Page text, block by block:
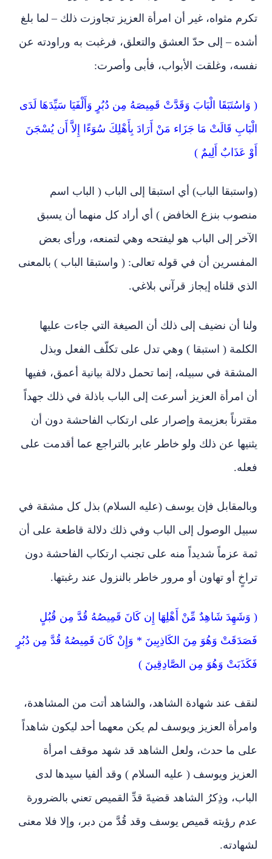
تكرم مثواه، غير أن امرأة العزيز تجاوزت ذلك – لما بلغ
أشده – إلى حدّ العشق والتعلق، فرغبت به وراودته عن
نفسه، وغلقت الأبواب، فأبى وأصرت:
( وَاسُتَبَقَا الْبَابَ وَقَدَّتْ قَمِيصَهُ مِن دُبُرٍ وَأَلْفَيَا سَيِّدَهَا لَدَى
الْبَابِ قَالَتْ مَا جَزَاء مَنْ أَرَادَ بِأَهْلِكَ سُوَءًا إِلاَّ أَن يُسْجَنَ
أَوْ عَذَابٌ أَلِيمٌ )
(واستبقا الباب) أي استبقا إلى الباب ( الباب اسم
منصوب بنزع الخافض ) أي أراد كل منهما أن يسبق
الآخر إلى الباب هو ليفتحه وهي لتمنعه، ورأى بعض
المفسرين أن في قوله تعالى: ( واستبقا الباب ) بالمعنى
الذي قلناه إيجاز قرآني بلاغي.
ولنا أن نضيف إلى ذلك أن الصيغة التي جاءت عليها
الكلمة ( استبقا ) وهي تدل على تكلّف الفعل وبذل
المشقة في سبيله، إنما تحمل دلالة بيانية أعمق، ففيها
أن امرأة العزيز أسرعت إلى الباب باذلة في ذلك جهداً
مقترناً بعزيمة وإصرار على ارتكاب الفاحشة دون أن
يثنيها عن ذلك ولو خاطر عابر بالتراجع عما أقدمت على
فعله.
وبالمقابل فإن يوسف (عليه السلام) بذل كل مشقة في
سبيل الوصول إلى الباب وفي ذلك دلالة قاطعة على أن
ثمة عزماً شديداً منه على تجنب ارتكاب الفاحشة دون
تراخٍ أو تهاون أو مرور خاطر بالنزول عند رغبتها.
( وَشَهِدَ شَاهِدٌ مِّنْ أَهْلِهَا إِن كَانَ قَمِيصُهُ قُدَّ مِن قُبُلٍ
فَصَدَقَتْ وَهُوَ مِنَ الكَاذِبِينَ * وَإِنْ كَانَ قَمِيصُهُ قُدَّ مِن دُبُرٍ
فَكَذَبَتْ وَهُوَ مِن الصَّادِقِينَ )
لنقف عند شهادة الشاهد، والشاهد أتت من المشاهدة،
وامرأة العزيز ويوسف لم يكن معهما أحد ليكون شاهداً
على ما حدث، ولعل الشاهد قد شهد موقف امرأة
العزيز ويوسف ( عليه السلام ) وقد ألفيا سيدها لدى
الباب، وذِكرُ الشاهد قضيةَ قدِّ القميص تعني بالضرورة
عدم رؤيته قميص يوسف وقد قُدَّ من دبر، وإلا فلا معنى
لشهادته.